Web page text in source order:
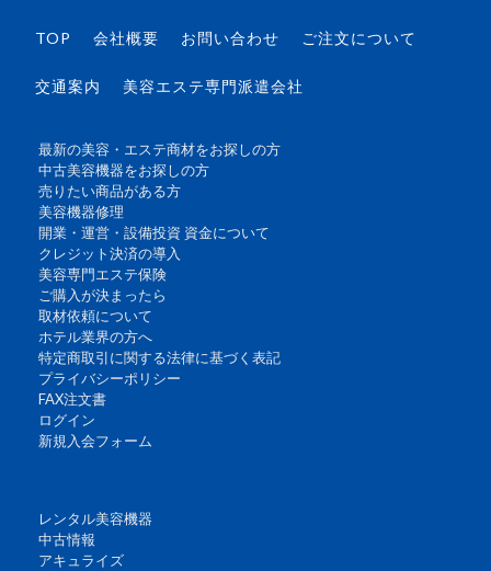
TOP 会社概要 お問い合わせ ご注文について
交通案内 美容エステ専門派遣会社
最新の美容・エステ商材をお探しの方
中古美容機器をお探しの方
売りたい商品がある方
美容機器修理
開業・運営・設備投資 資金について
クレジット決済の導入
美容専門エステ保険
ご購入が決まったら
取材依頼について
ホテル業界の方へ
特定商取引に関する法律に基づく表記
プライバシーポリシー
FAX注文書
ログイン
新規入会フォーム
レンタル美容機器
中古情報
アキュライズ